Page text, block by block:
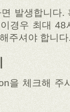
발생합니다.
경우 최대 48
주셔야 합니
을 체크해 주